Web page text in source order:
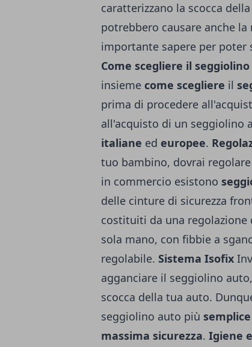
caratterizzano la scocca
potrebbero causare anche
importante sapere per
Come scegliere il
insieme come scegliere il
prima di procedere
all'acquisto di un seggiolino
italiane ed europee.
tuo bambino, dovrai
in commercio esistono
delle cinture di sicurezza
costituiti da una regolazione
sola mano, con fibbie a
regolabile. Sistema Isofix
agganciare il seggiolino
scocca della tua auto.
seggiolino auto più semplice
massima sicurezza. Igiene